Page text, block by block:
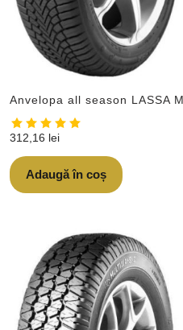
Anvelopa all season LASSA
312,16 lei
Adaugă în coș